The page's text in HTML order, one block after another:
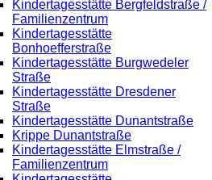
Kindertagesstätte Bergfeldstraße /
Familienzentrum
Kindertagesstätte
Bonhoefferstraße
Kindertagesstätte Burgwedeler
Straße
Kindertagesstätte Dresdener
Straße
Kindertagesstätte Dunantstraße
Krippe Dunantstraße
Kindertagesstätte Elmstraße /
Familienzentrum